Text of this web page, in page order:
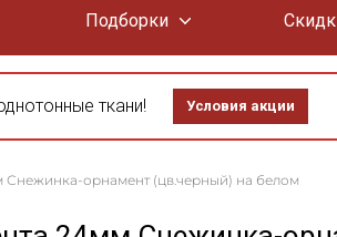
Подборки
ткани! Условия акции
Снежинка-орнамент (цв.черный) на белом